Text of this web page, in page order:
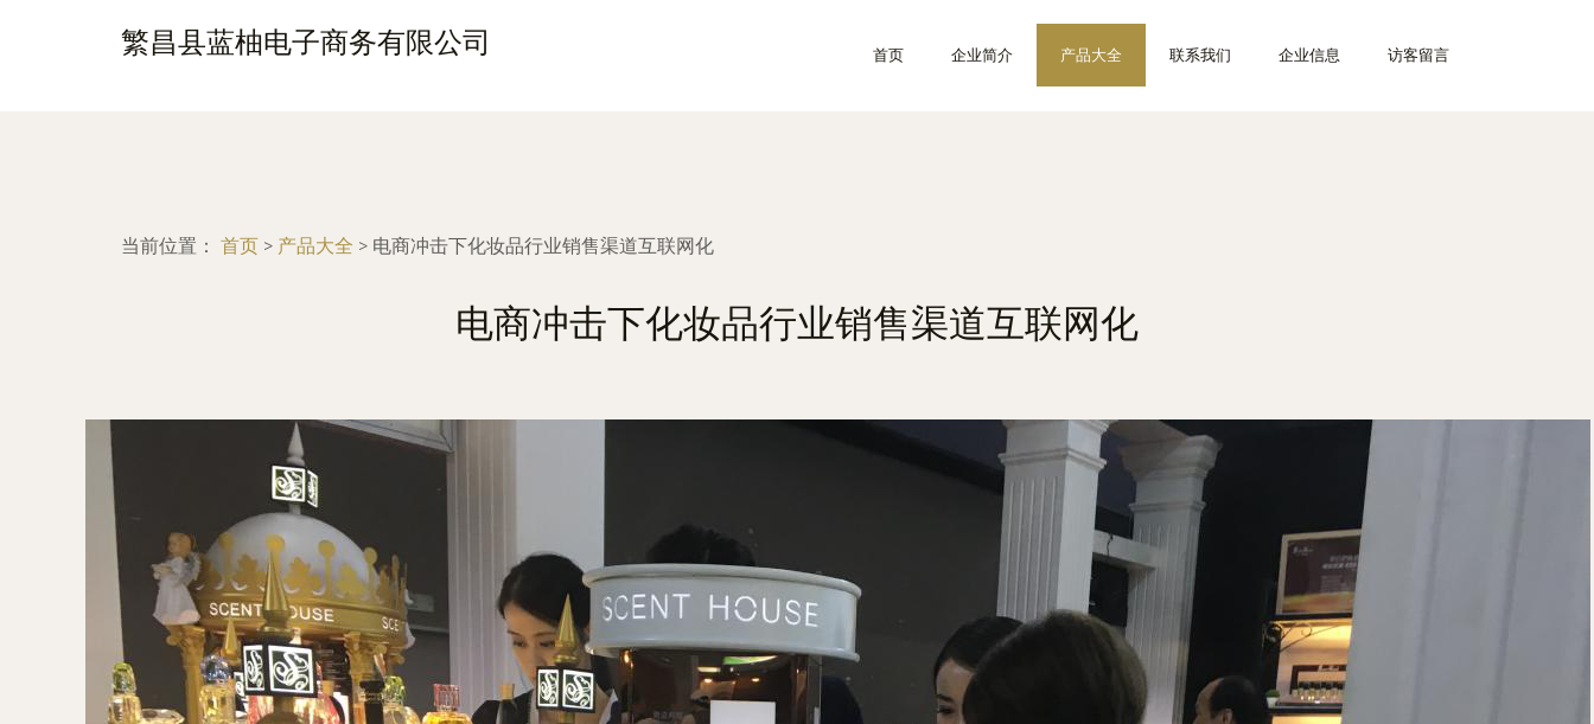
繁昌县蓝柚电子商务有限公司 首页 企业简介 产品大全 联系我们 企业信息 访客留言
当前位置： 首页 > 产品大全 > 电商冲击下化妆品行业销售渠道互联网化
电商冲击下化妆品行业销售渠道互联网化